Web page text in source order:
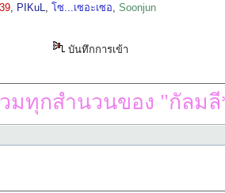
, PIKuL,โซ...เซอะเซอ,Soonjun
บันทึกการเข้า
มทุกสำนวนของ "กัลม